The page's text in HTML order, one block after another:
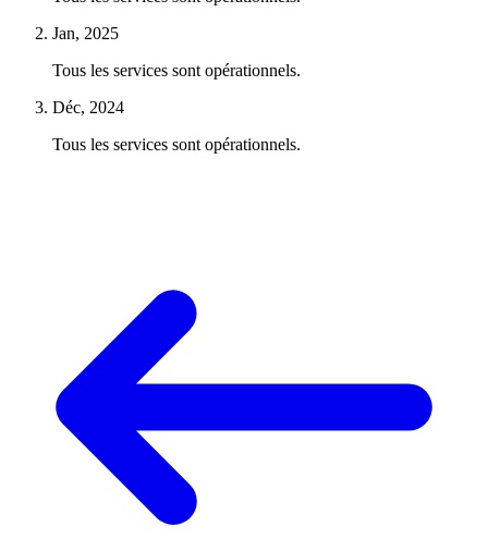
Jan, 2025
Tous les services sont opérationnels.
Déc, 2024
Tous les services sont opérationnels.